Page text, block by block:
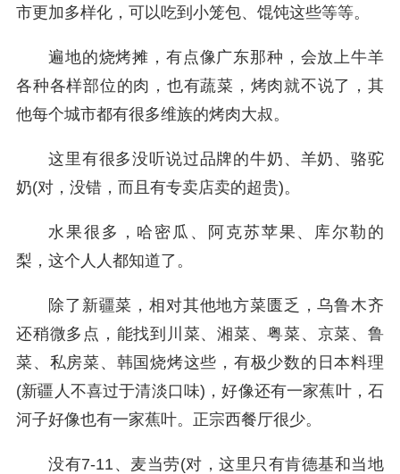
市更加多样化，可以吃到小笼包、馄饨这些等等。
遍地的烧烤摊，有点像广东那种，会放上牛羊
各种各样部位的肉，也有蔬菜，烤肉就不说了，其
他每个城市都有很多维族的烤肉大叔。
这里有很多没听说过品牌的牛奶、羊奶、骆驼
奶(对，没错，而且有专卖店卖的超贵)。
水果很多，哈密瓜、阿克苏苹果、库尔勒的
梨，这个人人都知道了。
除了新疆菜，相对其他地方菜匮乏，乌鲁木齐
还稍微多点，能找到川菜、湘菜、粤菜、京菜、鲁
菜、私房菜、韩国烧烤这些，有极少数的日本料理
(新疆人不喜过于清淡口味)，好像还有一家蕉叶，石
河子好像也有一家蕉叶。正宗西餐厅很少。
没有7-11、麦当劳(对，这里只有肯德基和当地